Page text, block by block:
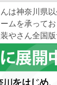
は神奈川県
ムを承って
やさん全国版